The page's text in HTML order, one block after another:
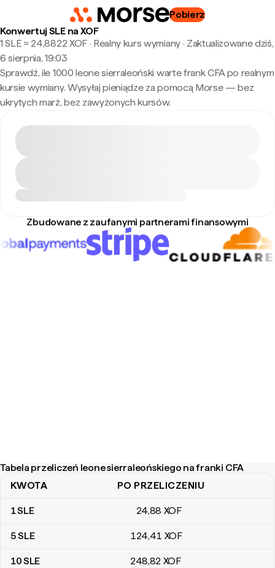
Pobierz
Konwertuj SLE na XOF
1 SLE ≈ 24,8822 XOF · Realny kurs wymiany· Zaktualizowane dziś,
6 sierpnia, 19:03
Sprawdź, ile 1000 leone sierraleoński warte frank CFA po realnym
kursie wymiany. Wysyłaj pieniądze za pomocą Morse — bez
ukrytych marż, bez zawyżonych kursów.
Zbudowane z zaufanymi partnerami finansowymi
Tabela przeliczeń leone sierraleońskiego na franki CFA
Tabela przeliczeń leone sierraleońskiego na franki CFA
KWOTA PO PRZELICZENIU
1SLE 24,88 XOF
5SLE 124,41 XOF
10SLE 248,82 XOF